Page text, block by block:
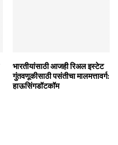
भारतीयांसाठी आजही रिअल इस्‍टेट
गुंतवणूकीसाठी पसंतीचा मालमत्तावर्ग:
हाऊसिंगडॉटकॉम